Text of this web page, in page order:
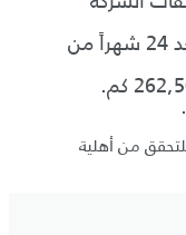
يمكن الآن شراء الضمان الممتد بعد 24 شهراً من
من أهلية